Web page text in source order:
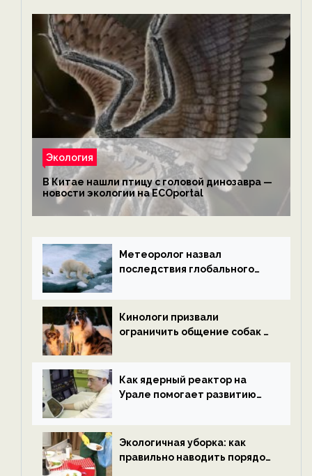
Экология
В Китае нашли птицу с головой динозавра —
новости экологии на ECOportal
Метеоролог назвал
последствия глобального
ECOportal
Кинологи призвали
ограничить общение собак с
ECOportal
Как ядерный реактор на
Урале помогает развитию
ECOportal
Экологичная уборка: как
правильно наводить порядок